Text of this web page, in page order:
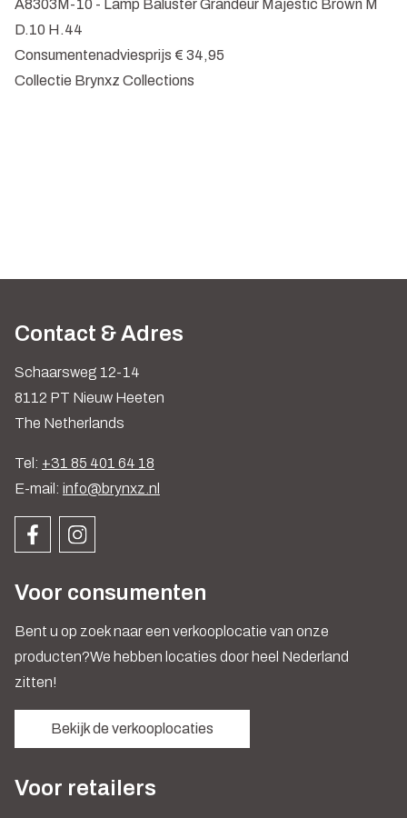
A8303M-10 - Lamp Baluster Grandeur Majestic Brown M
D.10 H.44
Consumentenadviesprijs € 34,95
Collectie Brynxz Collections
Contact & Adres
Schaarsweg 12-14
8112 PT Nieuw Heeten
The Netherlands
Tel: +31 85 401 64 18
E-mail: info@brynxz.nl
Voor consumenten
Bent u op zoek naar een verkooplocatie van onze
producten?We hebben locaties door heel Nederland
zitten!
Bekijk de verkooplocaties
Voor retailers